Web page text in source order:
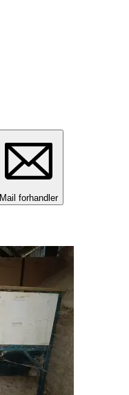
Mail forhandler